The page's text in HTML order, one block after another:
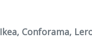
Ikea, Conforama,